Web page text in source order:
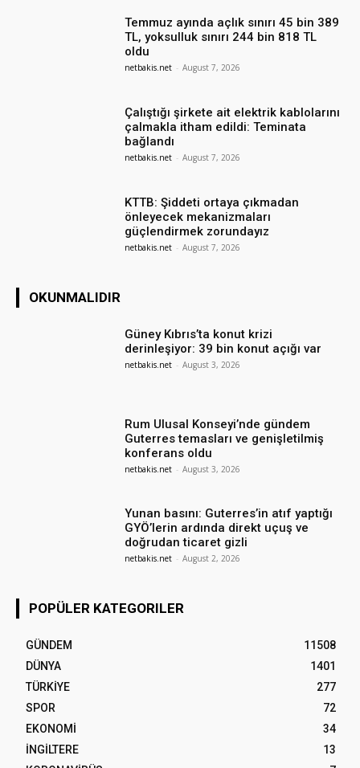
Temmuz ayında açlık sınırı 45 bin 389
TL, yoksulluk sınırı 244 bin 818 TL
oldu
netbakis.net - August 7, 2026
Çalıştığı şirkete ait elektrik kablolarını
çalmakla itham edildi: Teminata
bağlandı
netbakis.net - August 7, 2026
KTTB: Şiddeti ortaya çıkmadan
önleyecek mekanizmaları
güçlendirmek zorundayız
netbakis.net - August 7, 2026
OKUNMALIDIR
Güney Kıbrıs’ta konut krizi
derinleşiyor: 39 bin konut açığı var
netbakis.net - August 3, 2026
Rum Ulusal Konseyi’nde gündem
Guterres temasları ve genişletilmiş
konferans oldu
netbakis.net - August 3, 2026
Yunan basını: Guterres’in atıf yaptığı
GYÖ’lerin ardında direkt uçuş ve
doğrudan ticaret gizli
netbakis.net - August 2, 2026
POPÜLER KATEGORILER
GÜNDEM
11508
DÜNYA
1401
TÜRKİYE
277
SPOR
72
EKONOMİ
34
İNGİLTERE
13